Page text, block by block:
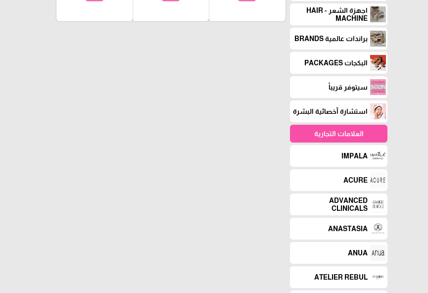
اجهزة الشعر - HAIR
MACHINE
براندات عالمية BRANDS
البكجات PACKAGES
سيتوفر قريباً
استشارة آخصائية البشرة
العلامات التجارية
IMPALA
ACURE
ADVANCED
CLINICALS
ANASTASIA
ANUA
ATELIER REBUL